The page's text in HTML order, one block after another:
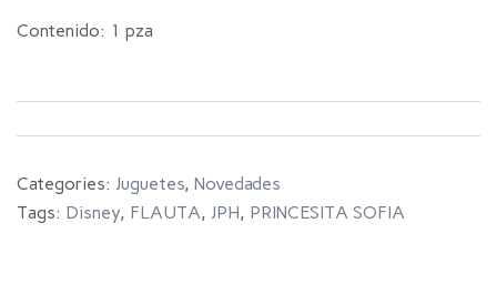
Contenido: 1 pza
Categories: Juguetes, Novedades
Tags: Disney, FLAUTA, JPH, PRINCESITA SOFIA